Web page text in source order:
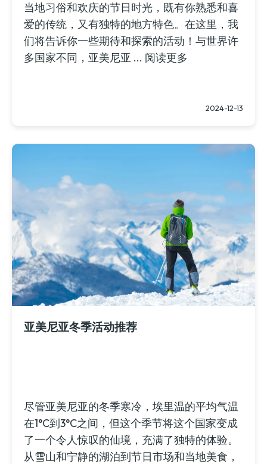
当地习俗和欢庆的节日时光，既有你熟悉和喜
爱的传统，又有独特的地方特色。在这里，我
们将告诉你一些期待和探索的活动！与世界许
多国家不同，亚美尼亚 ... 阅读更多
2024-12-13
亚美尼亚冬季活动推荐
尽管亚美尼亚的冬季寒冷，埃里温的平均气温
在1°C到3°C之间，但这个季节将这个国家变成
了一个令人惊叹的仙境，充满了独特的体验。
从雪山和宁静的湖泊到节日市场和当地美食，